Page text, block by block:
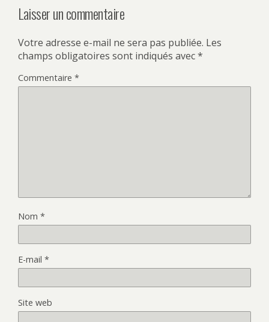
Laisser un commentaire
Votre adresse e-mail ne sera pas publiée. Les
champs obligatoires sont indiqués avec*
Commentaire *
Nom *
E-mail *
Site web